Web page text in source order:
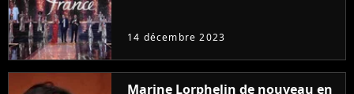
14 décembre 2023
Marine Lorphelin de nouveau en